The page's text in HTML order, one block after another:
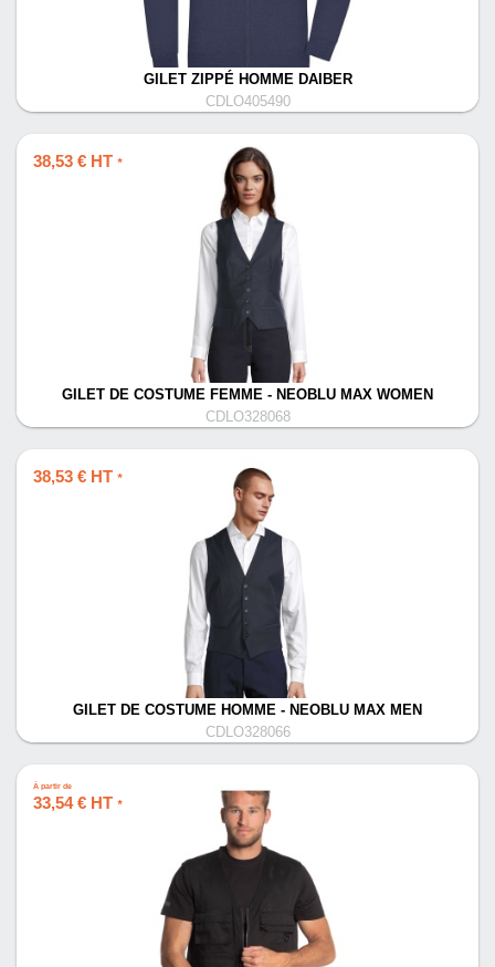
GILET ZIPPÉ HOMME DAIBER
CDLO405490
38,53 € HT *
GILET DE COSTUME FEMME - NEOBLU MAX WOMEN
CDLO328068
38,53 € HT *
GILET DE COSTUME HOMME - NEOBLU MAX MEN
CDLO328066
À partir de
33,54 € HT *